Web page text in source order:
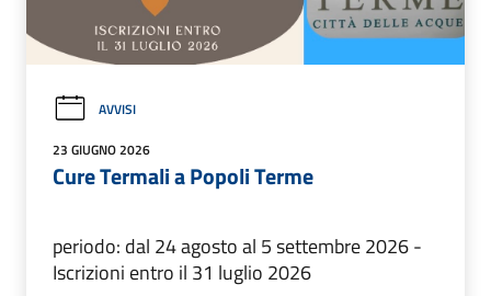
AVVISI
23 GIUGNO 2026
Cure Termali a Popoli Terme
periodo: dal 24 agosto al 5 settembre 2026 -
Iscrizioni entro il 31 luglio 2026